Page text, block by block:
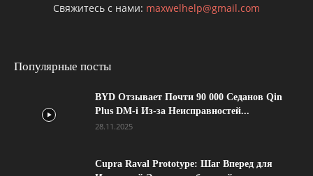
Свяжитесь с нами: maxwelhelp@gmail.com
Популярные посты
BYD Отзывает Почти 90 000 Седанов Qin
Plus DM-i Из-за Неисправностей...
28.11.2025
Cupra Raval Prototype: Шаг Вперед для